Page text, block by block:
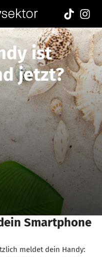
ist
jetzt?
Smartphone
meldet dein Handy: